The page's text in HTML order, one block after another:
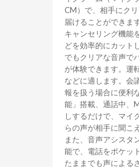
CM）で、相手にク
届けることができま
キャンセリング機能
どを効率的にカット
でもクリアな音声で
が体験できます。運
などに適します。会
報を扱う場合に便利
能」搭載、通話中、
しするだけで、マイ
らの声が相手に聞こ
また、音声アシスタ
能で、電話をポケッ
たままでも声による